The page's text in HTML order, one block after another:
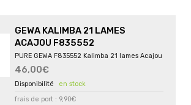
GEWA KALIMBA 21 LAMES
ACAJOU F835552
PURE GEWA F835552 Kalimba 21 lames Acajou
46,00€
en stock
frais de port : 9,90€